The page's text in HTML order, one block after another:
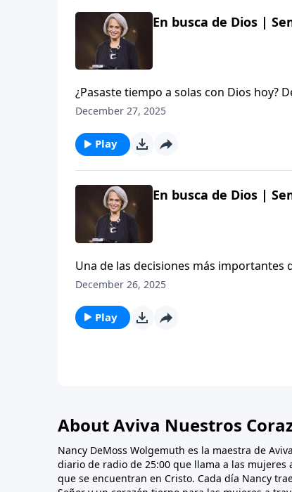
En busca de Dios |
¿Pasaste tiempo a solas con Dios hoy?
Henry Blackaby tiene muchos consejos
December 27, 2025
Play
En busca de Dios |
Una de las decisiones más
constante a la Palabra de Dios y a la
December 26, 2025
Play
About Aviva Nuestros
Nancy DeMoss Wolgemuth es la maestra de
diario de radio de 25:00 que llama a las
que se encuentran en Cristo. Cada día Nancy